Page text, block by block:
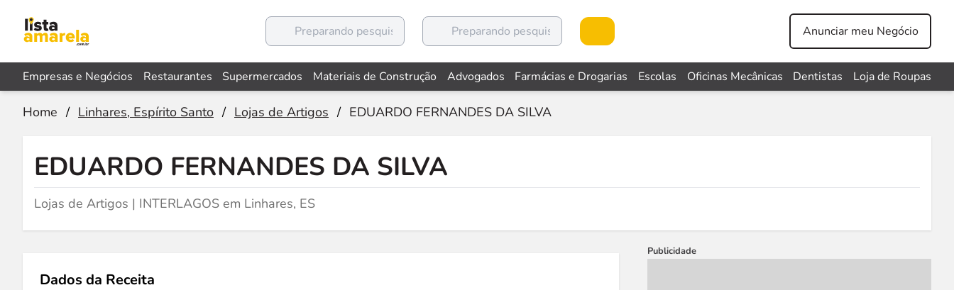
Anunciar meu Negócio
Empresas e Negócios Restaurantes Supermercados Materiais de Construção Advogados Farmácias e Drogarias Escolas Oficinas Mecânicas Dentistas Loja de Roupas
Home / Linhares, Espírito Santo / Lojas de Artigos / EDUARDO FERNANDES DA SILVA
EDUARDO FERNANDES DA SILVA
Lojas de Artigos | INTERLAGOS em Linhares, ES
Dados da Receita
Publicidade